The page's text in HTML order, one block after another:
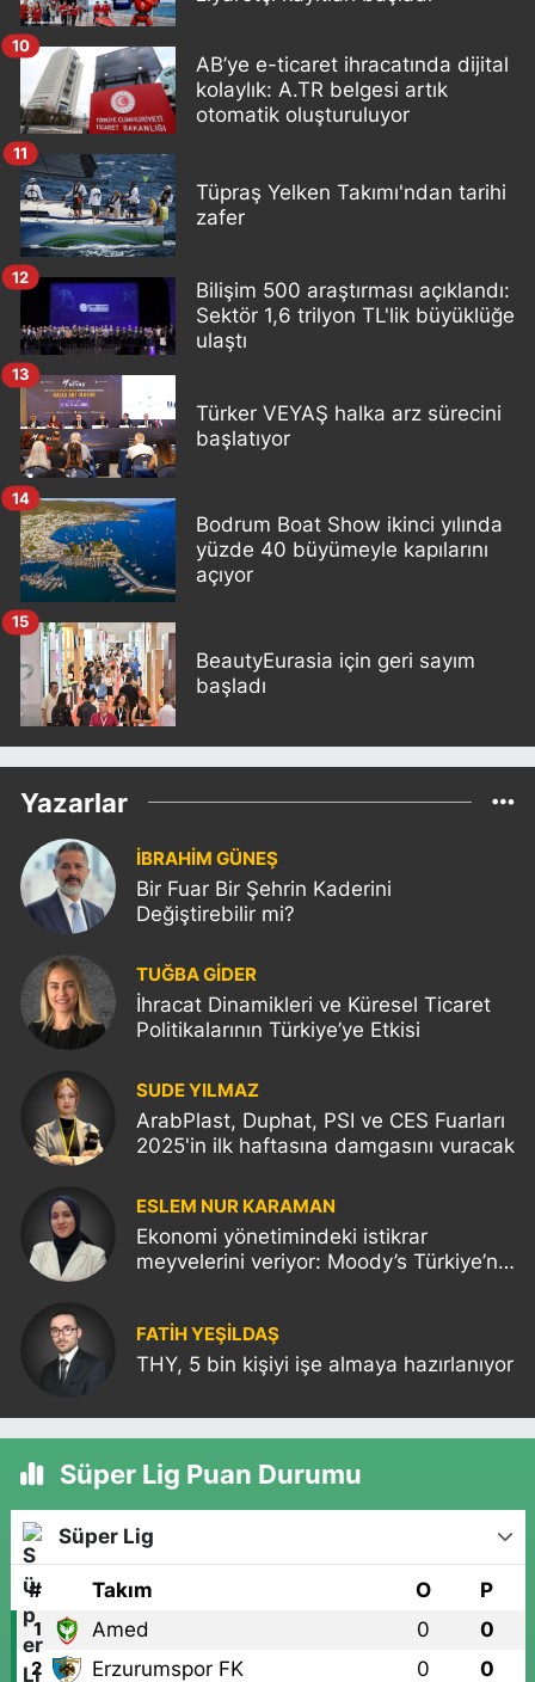
AB’ye e-ticaret ihracatında dijital
kolaylık: A.TR belgesi artık
otomatik oluşturuluyor
10
Tüpraş Yelken Takımı'ndan tarihi
zafer
11
Bilişim 500 araştırması açıklandı:
Sektör 1,6 trilyon TL'lik büyüklüğe
ulaştı
12
Türker VEYAŞ halka arz sürecini
başlatıyor
13
Bodrum Boat Show ikinci yılında
yüzde 40 büyümeyle kapılarını
açıyor
14
BeautyEurasia için geri sayım
başladı
15
Yazarlar
İBRAHİM GÜNEŞ
Bir Fuar Bir Şehrin Kaderini
Değiştirebilir mi?
TUĞBA GİDER
İhracat Dinamikleri ve Küresel Ticaret
Politikalarının Türkiye’ye Etkisi
SUDE YILMAZ
ArabPlast, Duphat, PSI ve CES Fuarları
2025'in ilk haftasına damgasını vuracak
ESLEM NUR KARAMAN
Ekonomi yönetimindeki istikrar
meyvelerini veriyor: Moody’s Türkiye’nin
FATIH YEŞİLDAŞ
THY, 5 bin kişiyi işe almaya hazırlanıyor
Süper Lig Puan Durumu
Süper Lig
# Takım O P
1 Amed 0 0
2 Erzurumspor FK 0 0